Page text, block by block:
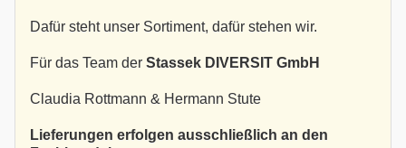
Dafür steht unser Sortiment, dafür stehen wir.
Für das Team der Stassek DIVERSIT GmbH
Claudia Rottmann & Hermann Stute
Lieferungen erfolgen ausschließlich an den